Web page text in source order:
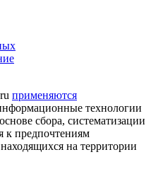
применяются
технологии
сбора, систематизации
к предпочтениям
на территории